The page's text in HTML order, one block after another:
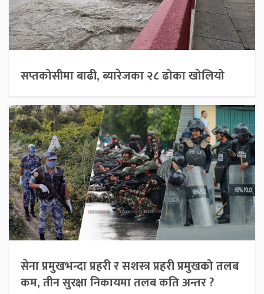
सप्तकोसीमा बाढी, ब्यारेजका २८ ढोका खोलियो
सेना प्रमुखभन्दा प्रहरी र सशस्त्र प्रहरी प्रमुखको तलब
कम, तीन सुरक्षा निकायमा तलब कति अन्तर ?